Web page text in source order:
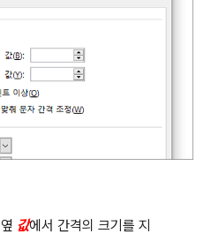
값에서 간격의 크기를 지